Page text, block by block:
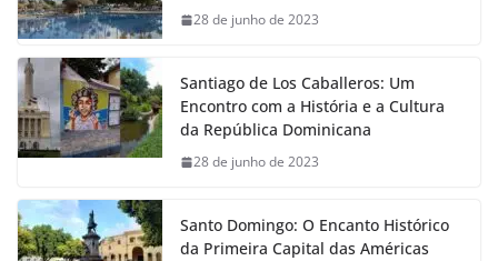
28 de junho de 2023
Santiago de Los Caballeros: Um
Encontro com a História e a Cultura
da República Dominicana
28 de junho de 2023
Santo Domingo: O Encanto Histórico
da Primeira Capital das Américas